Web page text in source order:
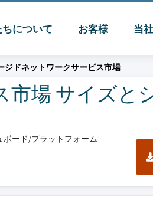
について お客様 当
ジドネットワークサービス市場
場 サイズと
ボード/プラットフォーム